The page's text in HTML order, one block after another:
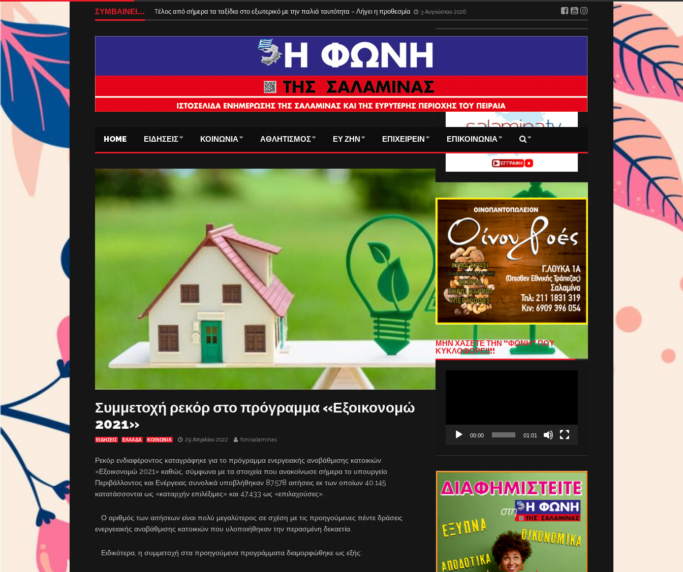
ΣΥΜΒΑΙΝΕΙ... Tέλος από σήμερα τα ταξίδια στο εξωτερικό με την παλιά ταυτότητα – Λήγει η προθεσμία 3 Αυγούστου 2026
HOME ΕΙΔΗΣΕΙΣ ΚΟΙΝΩΝΙΑ ΑΘΛΗΤΙΣΜΟΣ ΕΥ ΖΗΝ ΕΠΙΧΕΙΡΕΙΝ ΕΠΙΚΟΙΝΩΝΙΑ
Συμμετοχή ρεκόρ στο πρόγραμμα «Εξοικονομώ
2021»
ΕΙΔΗΣΕΙΣ ΕΛΛΑΔΑ ΚΟΙΝΩΝΙΑ 29 Απριλίου 2022 fonisalaminas
Ρεκόρ ενδιαφέροντος καταγράφηκε για το πρόγραμμα ενεργειακής αναβάθμισης κατοικιών
«Εξοικονομώ 2021» καθώς, σύμφωνα με τα στοιχεία που ανακοίνωσε σήμερα το υπουργείο
Περιβάλλοντος και Ενέργειας συνολικά υποβλήθηκαν 87.578 αιτήσεις εκ των οποίων 40.145
κατατάσσονται ως «καταρχήν επιλέξιμες» και 47.433 ως «επιλαχούσες».
Ο αριθμός των αιτήσεων είναι πολύ μεγαλύτερος σε σχέση με τις προηγούμενες πέντε δράσεις
ενεργειακής αναβάθμισης κατοικιών που υλοποιήθηκαν την περασμένη δεκαετία.
Ειδικότερα, η συμμετοχή στα προηγούμενα προγράμματα διαμορφώθηκε ως εξής:
ΜΗΝ ΧΑΣΕΤΕ ΤΗΝ “ΦΩΝΗ” ΠΟΥ
ΚΥΚΛΟΦΟΡΕΙ!!!
00:00 01:01